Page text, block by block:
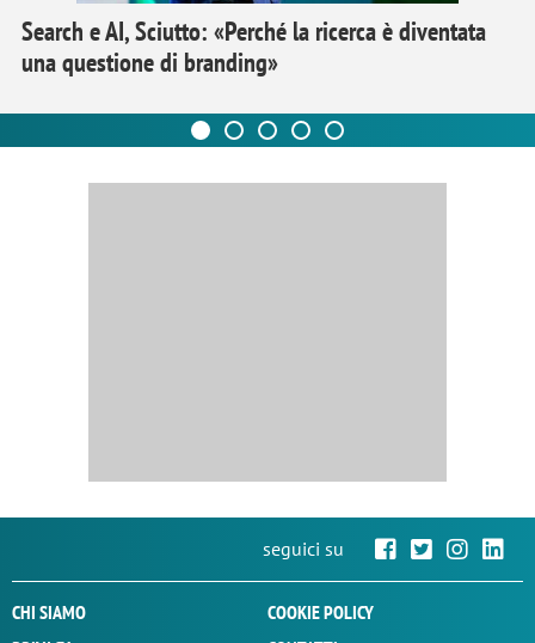
Search e AI, Sciutto: «Perché la ricerca è diventata
una questione di branding»
seguici su
CHI SIAMO
COOKIE POLICY